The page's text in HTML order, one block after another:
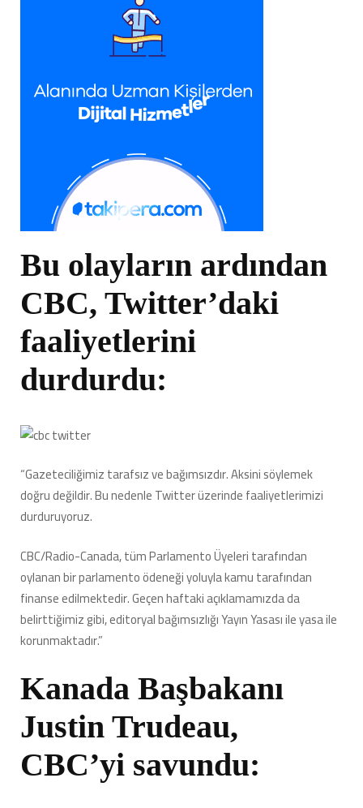
Bu olayların ardından
CBC, Twitter’daki
faaliyetlerini
durdurdu:
“Gazeteciliğimiz tarafsız ve bağımsızdır. Aksini söylemek
doğru değildir. Bu nedenle Twitter üzerinde faaliyetlerimizi
durduruyoruz.
CBC/Radio-Canada, tüm Parlamento Üyeleri tarafından
oylanan bir parlamento ödeneği yoluyla kamu tarafından
finanse edilmektedir. Geçen haftaki açıklamamızda da
belirttiğimiz gibi, editoryal bağımsızlığı Yayın Yasası ile yasa ile
korunmaktadır.”
Kanada Başbakanı
Justin Trudeau,
CBC’yi savundu: